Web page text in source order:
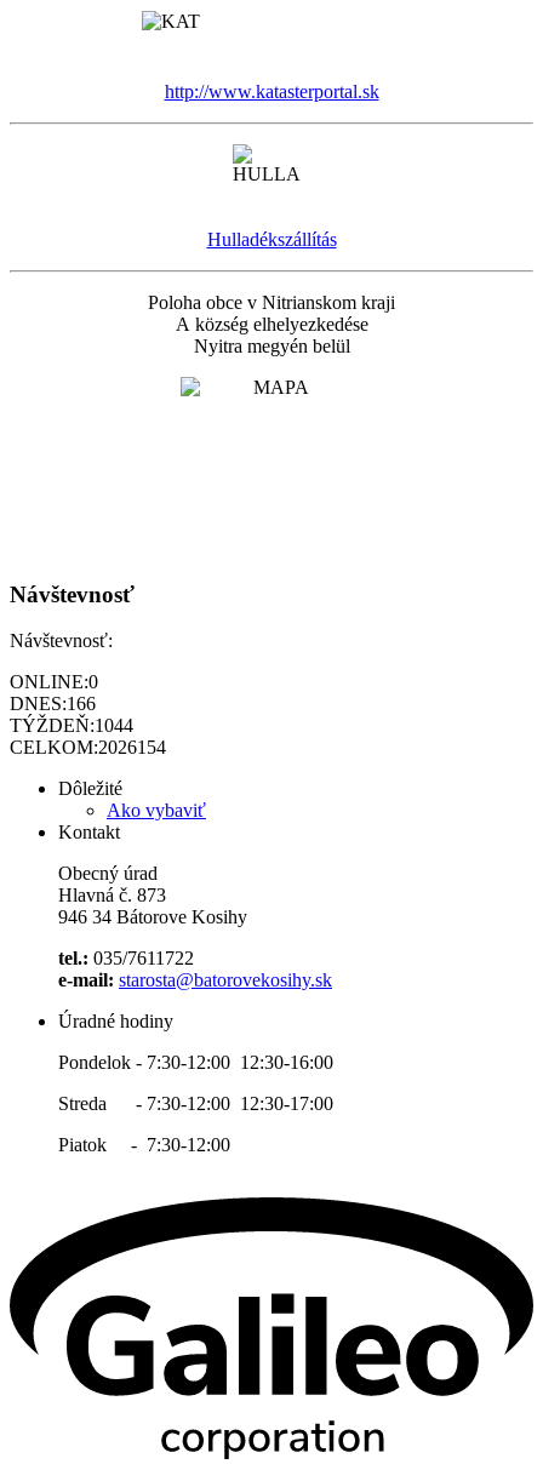
http://www.katasterportal.sk
Hulladékszállítás
Poloha obce v Nitrianskom kraji
A község elhelyezkedése
Nyitra megyén belül
Návštevnosť
Návštevnosť:
ONLINE:0
DNES:166
TÝŽDEŇ:1044
CELKOM:2026154
Dôležité
Ako vybaviť
Kontakt
Obecný úrad
Hlavná č. 873
946 34 Bátorove Kosihy
tel.: 035/7611722
e-mail: starosta@batorovekosihy.sk
Úradné hodiny
Pondelok - 7:30-12:00 12:30-16:00
Streda - 7:30-12:00 12:30-17:00
Piatok - 7:30-12:00